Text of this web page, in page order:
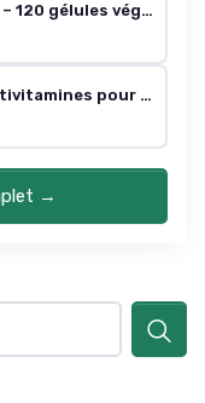
Fer Bisglycinate 30 mg – 120 gélules véganes
Bion3 Énergie 50+, Multivitamines pour l’énergie physique et mentale¹ et la réduction de la fatigue¹ - Contient les vitamines C,B12, B1, B2, B3, B5, B6, B8, A, D, Zinc, Fer, Probiotiques, 90 comprimés 90 Unité (Lot de 1)
→